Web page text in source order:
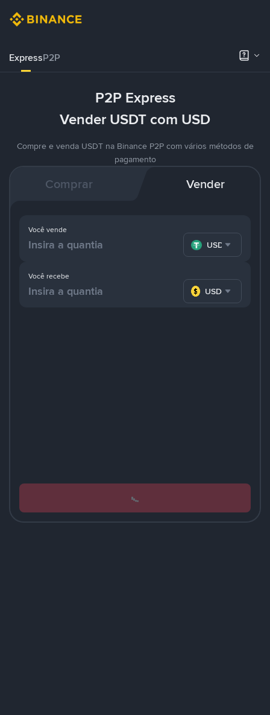
ExpressP2P
P2P Express
Vender USDT com USD
Compre e venda USDT na Binance P2P com vários métodos de
pagamento
Comprar Vender
Você recebe
USD
Você vende
USDT